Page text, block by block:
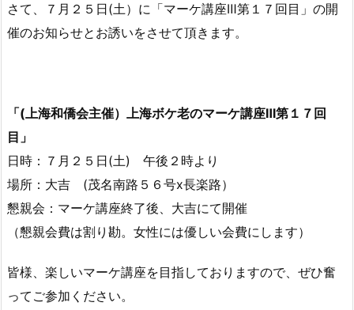
さて、７月２５日(土）に「マーケ講座Ⅲ第１７回目」の開
催のお知らせとお誘いをさせて頂きます。
「(上海和僑会主催）上海ボケ老のマーケ講座Ⅲ第１７回
目」
日時：７月２５日(土) 午後２時より
場所：大吉 (茂名南路５６号x長楽路）
懇親会：マーケ講座終了後、大吉にて開催
（懇親会費は割り勘。女性には優しい会費にします）
皆様、楽しいマーケ講座を目指しておりますので、ぜひ奮
ってご参加ください。